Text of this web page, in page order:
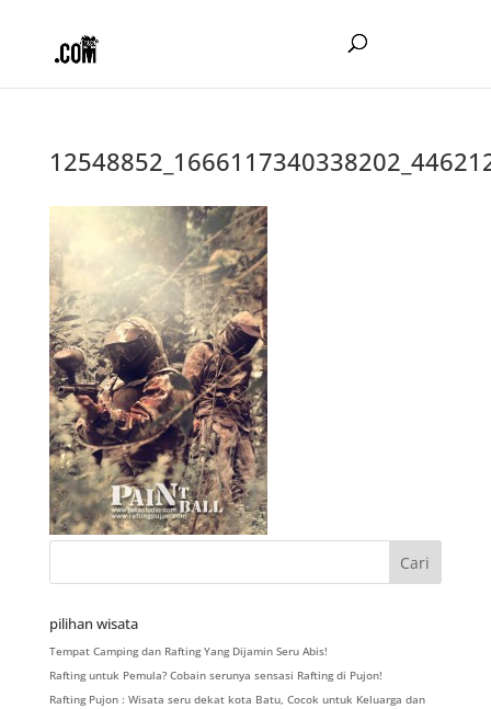
pilihan wisata
Tempat Camping dan Rafting Yang Dijamin Seru Abis!
Rafting untuk Pemula? Cobain serunya sensasi Rafting di Pujon!
Rafting Pujon : Wisata seru dekat kota Batu, Cocok untuk Keluarga dan